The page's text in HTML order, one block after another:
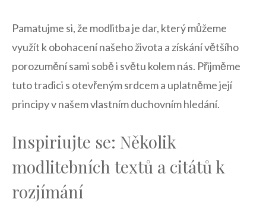
Pamatujme si, že modlitba je dar, ​který můžeme
⁣využít​ k obohacení našeho života a získání většího
‌porozumění sami⁣ sobě i světu kolem nás. Přijměme⁤
tuto tradici s otevřeným srdcem a uplatněme její
principy v našem⁣ vlastním duchovním ⁢hledání.
Inspiriujte se: Několik
modlitebních textů a citátů⁤ k
rozjímání